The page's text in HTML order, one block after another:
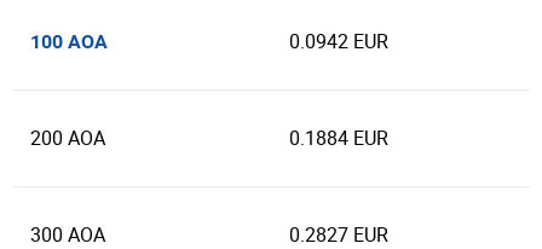
100 AOA 0.0942 EUR
200 AOA 0.1884 EUR
300 AOA 0.2827 EUR